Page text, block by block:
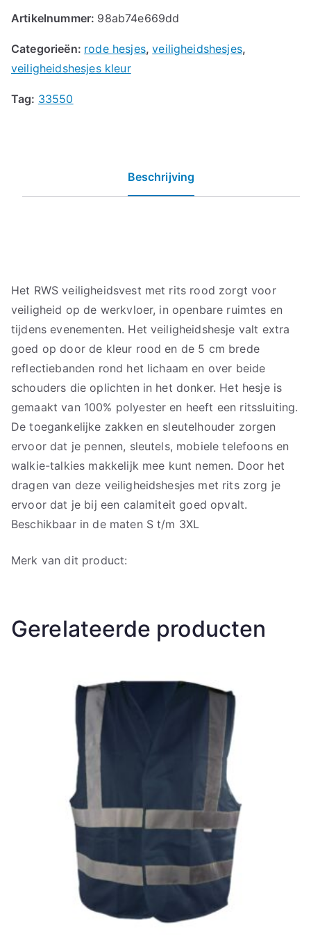
Artikelnummer: 98ab74e669dd
Categorieën: rode hesjes,veiligheidshesjes,
veiligheidshesjes kleur
Tag: 33550
Beschrijving
Het RWS veiligheidsvest met rits rood zorgt voor
veiligheid op de werkvloer, in openbare ruimtes en
tijdens evenementen. Het veiligheidshesje valt extra
goed op door de kleur rood en de 5 cm brede
reflectiebanden rond het lichaam en over beide
schouders die oplichten in het donker. Het hesje is
gemaakt van 100% polyester en heeft een ritssluiting.
De toegankelijke zakken en sleutelhouder zorgen
ervoor dat je pennen, sleutels, mobiele telefoons en
walkie-talkies makkelijk mee kunt nemen. Door het
dragen van deze veiligheidshesjes met rits zorg je
ervoor dat je bij een calamiteit goed opvalt.
Beschikbaar in de maten S t/m 3XL
Merk van dit product:
Gerelateerde producten